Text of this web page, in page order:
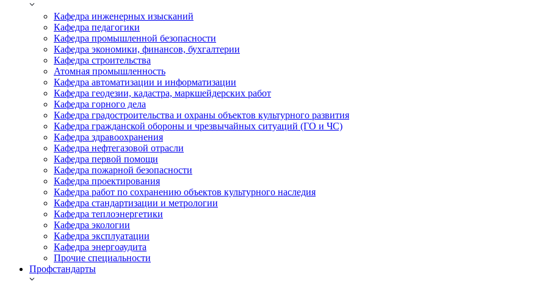
Кафедра инженерных изысканий
Кафедра педагогики
Кафедра промышленной безопасности
Кафедра экономики, финансов, бухгалтерии
Кафедра строительства
Атомная промышленность
Кафедра автоматизации и информатизации
Кафедра геодезии, кадастра, маркшейдерских работ
Кафедра горного дела
Кафедра градостроительства и охраны объектов культурного развития
Кафедра гражданской обороны и чрезвычайных ситуаций (ГО и ЧС)
Кафедра здравоохранения
Кафедра нефтегазовой отрасли
Кафедра первой помощи
Кафедра пожарной безопасности
Кафедра проектирования
Кафедра работ по сохранению объектов культурного наследия
Кафедра стандартизации и метрологии
Кафедра теплоэнергетики
Кафедра экологии
Кафедра эксплуатации
Кафедра энергоаудита
Прочие специальности
Профстандарты